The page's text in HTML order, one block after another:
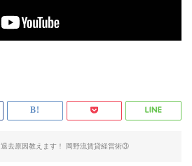
退去原因教えます！ 岡野流賃貸経営術③